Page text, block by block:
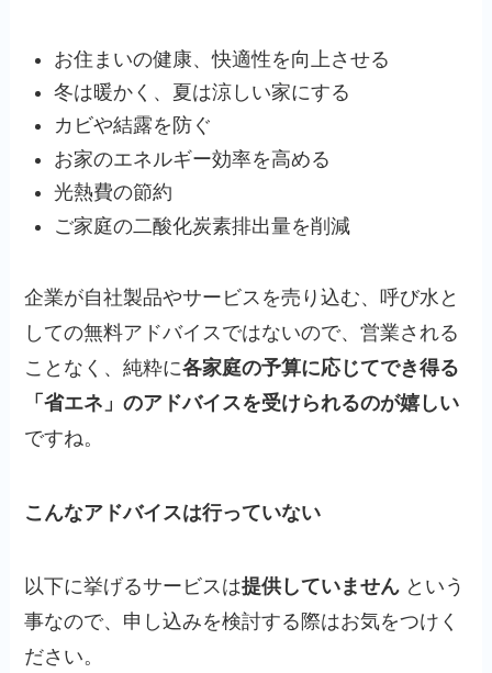
お住まいの健康、快適性を向上させる
冬は暖かく、夏は涼しい家にする
カビや結露を防ぐ
お家のエネルギー効率を高める
光熱費の節約
ご家庭の二酸化炭素排出量を削減
企業が自社製品やサービスを売り込む、呼び水と
しての無料アドバイスではないので、営業される
ことなく、純粋に各家庭の予算に応じてでき得る
「省エネ」のアドバイスを受けられるのが嬉しい
ですね。
こんなアドバイスは行っていない
以下に挙げるサービスは提供していません という
事なので、申し込みを検討する際はお気をつけく
ださい。